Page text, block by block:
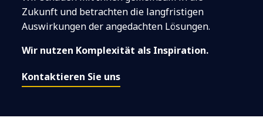
Zukunft und betrachten die langfristigen
Auswirkungen der angedachten Lösungen.
Wir nutzen Komplexität als Inspiration.
Kontaktieren Sie uns